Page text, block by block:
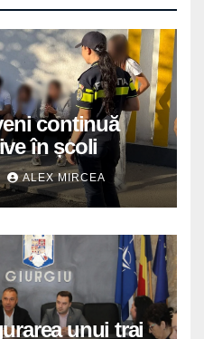
continuă
în școli
ALEX MIRCEA
unui trai